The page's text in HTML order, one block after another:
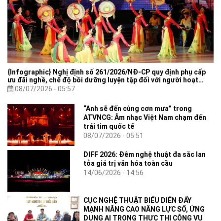
{Infographic} Nghị định số 261/2026/NĐ-CP quy định phụ cấp
ưu đãi nghề, chế độ bồi dưỡng luyện tập đối với người hoạt
động nghệ thuật biểu diễn
08/07/2026 - 05:57
“Anh sẽ đến cùng cơn mưa” trong
ATVNCG: Âm nhạc Việt Nam chạm đến
trái tim quốc tế
08/07/2026 - 05:51
DIFF 2026: Đêm nghệ thuật đa sắc lan
tỏa giá trị văn hóa toàn cầu
14/06/2026 - 14:56
CỤC NGHỆ THUẬT BIỂU DIỄN ĐẨY
MẠNH NÂNG CAO NĂNG LỰC SỐ, ỨNG
DỤNG AI TRONG THỰC THI CÔNG VỤ